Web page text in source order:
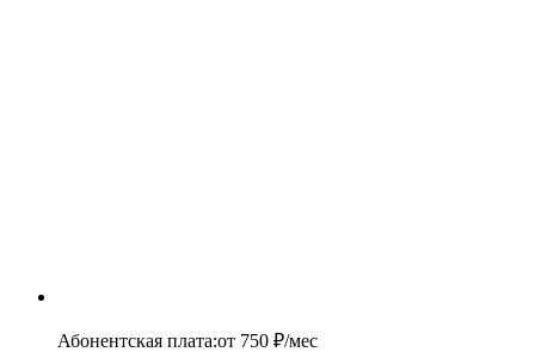
Абонентская плата:от 750 ₽/мес